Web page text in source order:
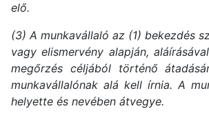
elő.
(3) A munkavállaló az (1) bekezdés
vagy elismervény alapján,
megőrzés céljából történő
munkavállalónak alá kell írnia. A
helyette és nevében átvegye.